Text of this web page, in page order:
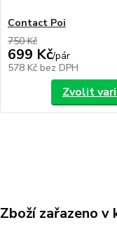
Contact Poi
750 Kč
699 Kč/pár
578 Kč bez DPH
Zvolit
Zboží zařazeno v